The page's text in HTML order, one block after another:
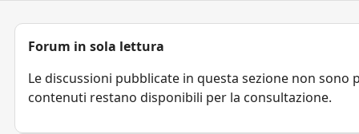
Forum in sola lettura
Le discussioni pubblicate in questa sezione non sono
contenuti restano disponibili per la consultazione.